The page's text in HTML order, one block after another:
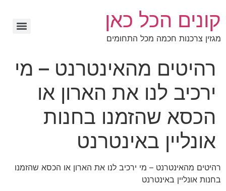
קונים הכל כאן
מגזין צרכנות חכמה מכל התחומים
רהיטים מהאינטרנט – מי
ירכיב לנו את הארון או
הכסא שהזמנו בחנות
אונליין באינטרנט
רהיטים מהאינטרנט – מי ירכיב לנו את הארון או הכסא שהזמנו
בחנות אונליין באינטרנט